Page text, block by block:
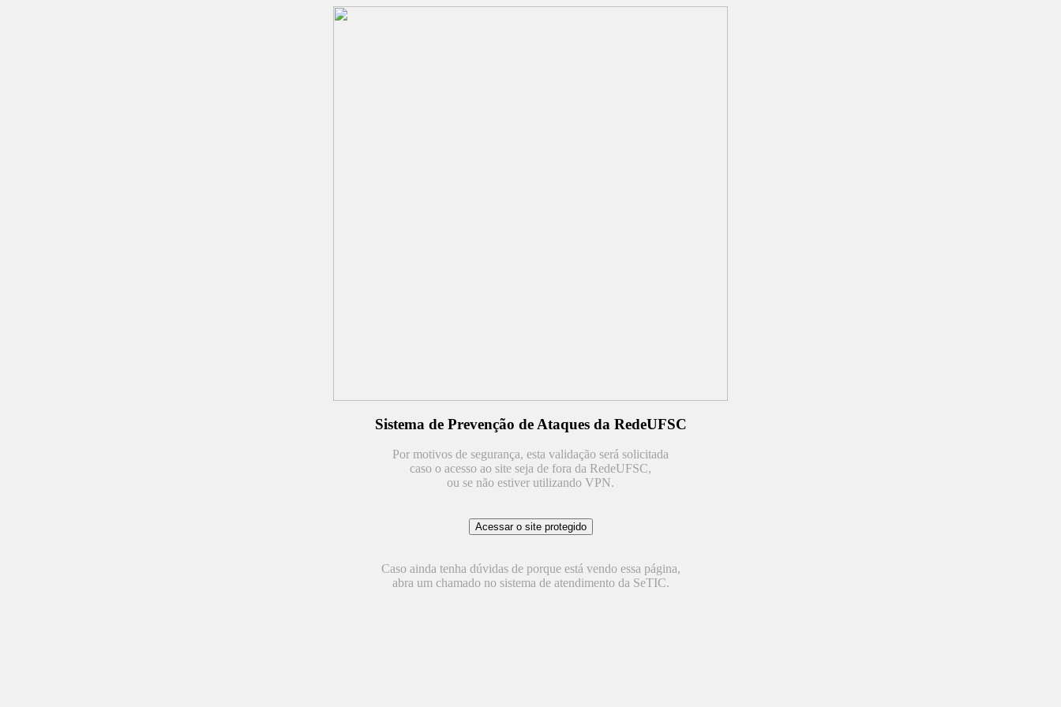
Sistema de Prevenção de Ataques da RedeUFSC
Por motivos de segurança, esta validação será solicitada
caso o acesso ao site seja de fora da RedeUFSC,
ou se não estiver utilizando VPN.
Caso ainda tenha dúvidas de porque está vendo essa página,
abra um chamado no sistema de atendimento da SeTIC.